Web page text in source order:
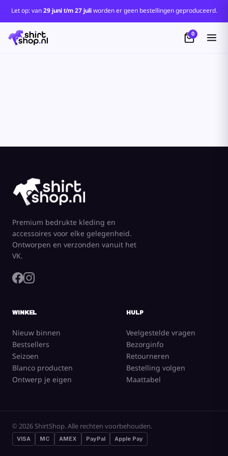
Let op: van29 juni t/m 27 juliworden er geen bestellingen geproduceerd.
0
Premium bedrukte kleding en
accessoires voor elke gelegenheid.
Ontworpen en verzonden vanuit het
VK.
WINKEL
Nieuw binnen
Bestsellers
Seizoen
Blanco producten
Ontwerp je eigen
HULP
Veelgestelde vragen
Bezorginfo
Retourneren
Bestelling volgen
Maattabel
© 2026 ShirtShop. Alle rechten voorbehouden.
VISA MC AMEX PayPal Apple Pay
Standaard
Price: Lowest First
Price: Highest First